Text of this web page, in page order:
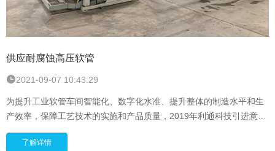
供应耐腐蚀高压软管
2021-09-07 10:43:29
为提升工业软管车间智能化、数字化水准、提升整体的制造水平和生
产效率，保障工艺技术的实施和产品质量，2019年利通科技引进意大
利VP自动化工业软管生产设备，建成了全球为
了解详情